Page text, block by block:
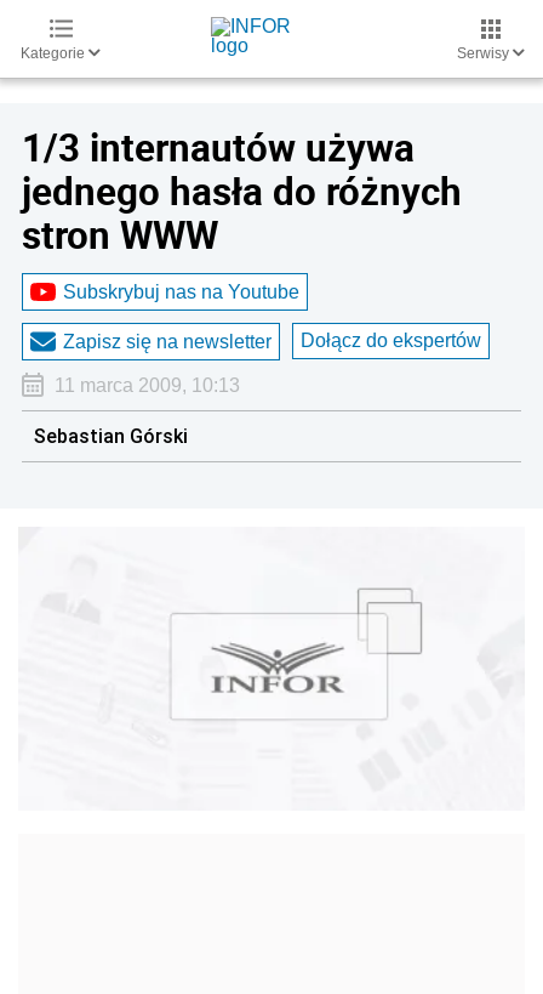
Kategorie Serwisy
1/3 internautów używa
jednego hasła do różnych
stron WWW
Subskrybuj nas na Youtube
Zapisz się na newsletter Dołącz do ekspertów
11 marca 2009, 10:13
Sebastian Górski